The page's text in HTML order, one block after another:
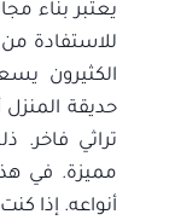
يعتبر بناء
للاستفادة
الكثيرون
حديقة
تراثي فاخر.
مميزة. في
أنواعه. إذا